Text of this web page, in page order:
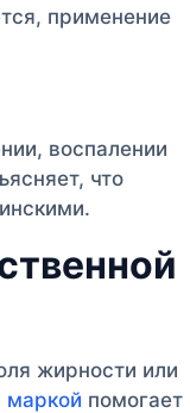
применение
воспалении
что
жирности или
маркой помогает